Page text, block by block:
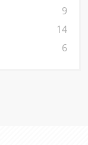
9
14
6